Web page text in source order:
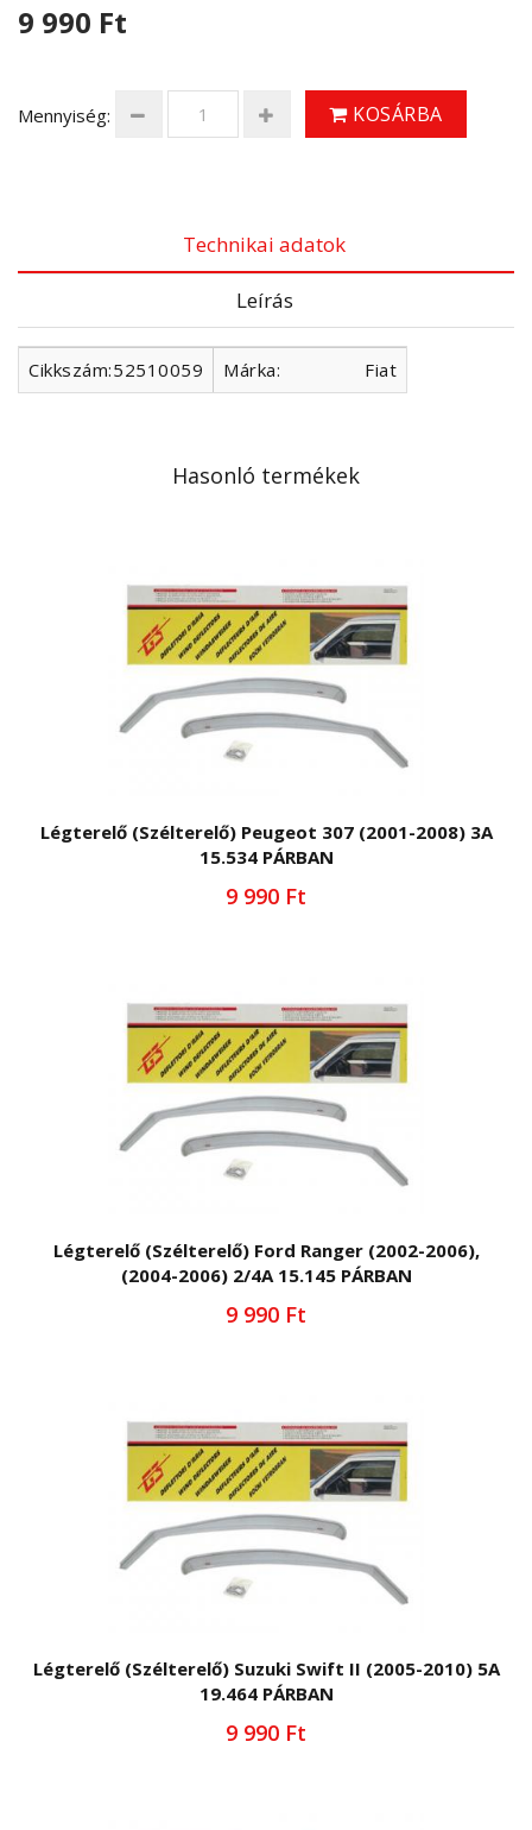
9 990 Ft
Mennyiség: KOSÁRBA
Technikai adatok
Leírás
Cikkszám:52510059 Márka: Fiat
Hasonló termékek
Légterelő (Szélterelő) Peugeot 307 (2001-2008) 3A
15.534 PÁRBAN
9 990 Ft
Légterelő (Szélterelő) Ford Ranger (2002-2006),
(2004-2006) 2/4A 15.145 PÁRBAN
9 990 Ft
Légterelő (Szélterelő) Suzuki Swift II (2005-2010) 5A
19.464 PÁRBAN
9 990 Ft